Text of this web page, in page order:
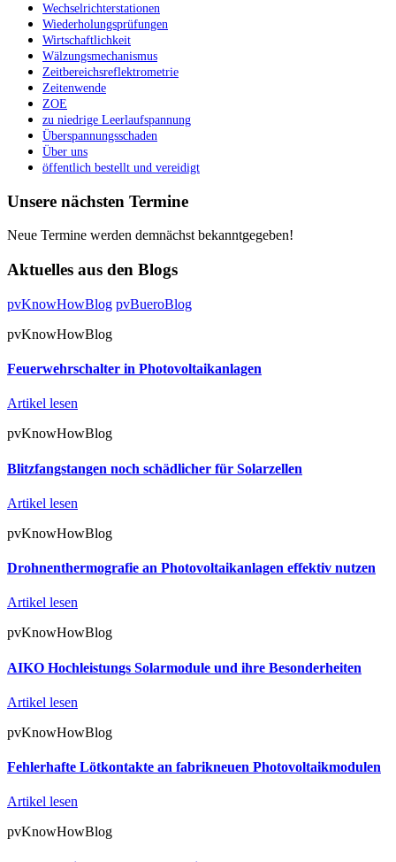
Wechselrichterstationen
Wiederholungsprüfungen
Wirtschaftlichkeit
Wälzungsmechanismus
Zeitbereichsreflektrometrie
Zeitenwende
ZOE
zu niedrige Leerlaufspannung
Überspannungsschaden
Über uns
öffentlich bestellt und vereidigt
Unsere nächsten Termine
Neue Termine werden demnächst bekanntgegeben!
Aktuelles aus den Blogs
pvKnowHowBlog pvBueroBlog
pvKnowHowBlog
Feuerwehrschalter in Photovoltaikanlagen
Artikel lesen
pvKnowHowBlog
Blitzfangstangen noch schädlicher für Solarzellen
Artikel lesen
pvKnowHowBlog
Drohnenthermografie an Photovoltaikanlagen effektiv nutzen
Artikel lesen
pvKnowHowBlog
AIKO Hochleistungs Solarmodule und ihre Besonderheiten
Artikel lesen
pvKnowHowBlog
Fehlerhafte Lötkontakte an fabrikneuen Photovoltaikmodulen
Artikel lesen
pvKnowHowBlog